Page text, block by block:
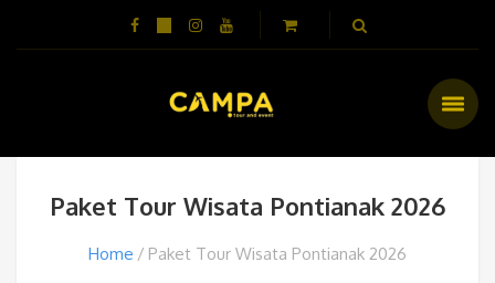
Paket Tour Wisata Pontianak 2026
Home Paket Tour Wisata Pontianak 2026